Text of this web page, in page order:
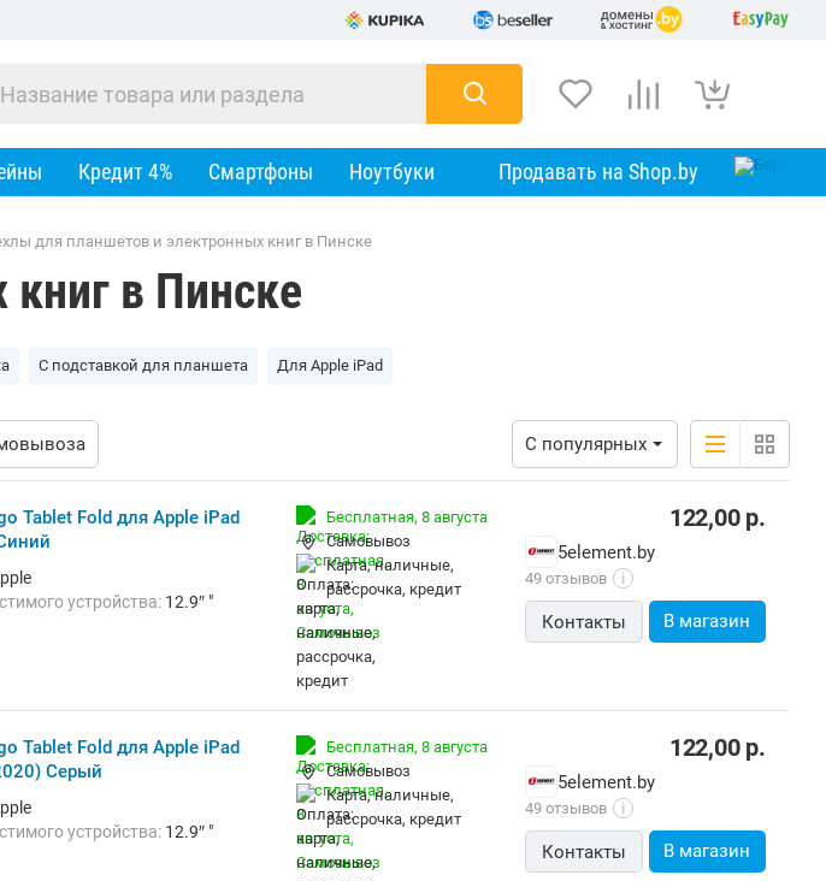
Кредит 4% Смартфоны Ноутбуки Продавать на Shop.by
для планшетов и электронных книг в Пинске
в Пинске
С подставкой для планшета Для Apple iPad
С популярных
Tablet Fold для Apple iPad
устройства: 12.9″ "
Бесплатная, 8 августа
Самовывоз
карта, наличные,
рассрочка, кредит
122,00р.
5element.by
49 отзывов i
Контакты В магазин
Tablet Fold для Apple iPad
Серый
устройства: 12.9″ "
Бесплатная, 8 августа
Самовывоз
карта, наличные,
рассрочка, кредит
122,00р.
5element.by
49 отзывов i
Контакты В магазин